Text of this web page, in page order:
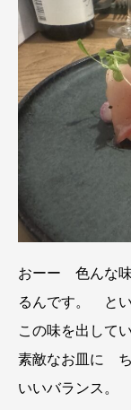
おーー 色んな
るんです。 と
この味を出して
素敵なお皿に
いいバランス。